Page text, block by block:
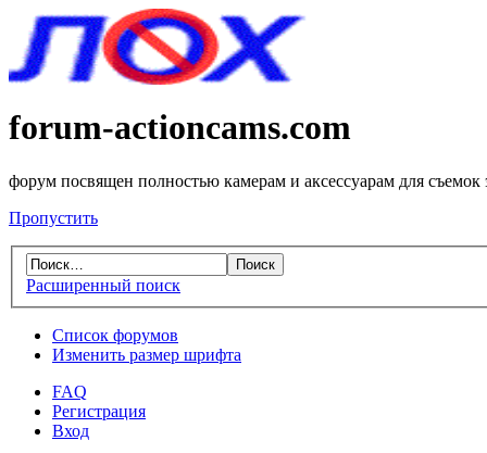
forum-actioncams.com
форум посвящен полностью камерам и аксессуарам для съемок
Пропустить
Расширенный поиск
Список форумов
Изменить размер шрифта
FAQ
Регистрация
Вход